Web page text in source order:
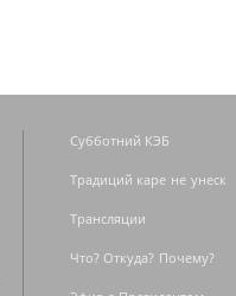
Субботний КЭБ
Традиций каре не унеск
Трансляции
Что? Откуда? Почему?